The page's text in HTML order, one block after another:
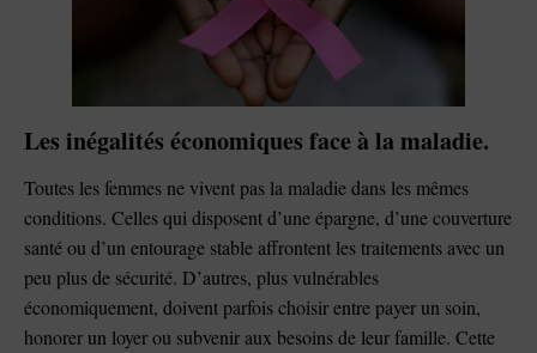
Les inégalités économiques face à la maladie.
Toutes les femmes ne vivent pas la maladie dans les mêmes
conditions. Celles qui disposent d’une épargne, d’une couverture
santé ou d’un entourage stable affrontent les traitements avec un
peu plus de sécurité. D’autres, plus vulnérables
économiquement, doivent parfois choisir entre payer un soin,
honorer un loyer ou subvenir aux besoins de leur famille. Cette